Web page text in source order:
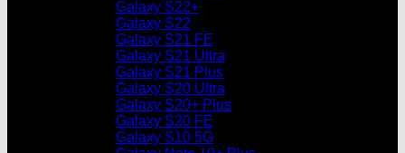
Galaxy S22+
Galaxy S22
Galaxy S21 FE
Galaxy S21 Ultra
Galaxy S21 Plus
Galaxy S20 Ultra
Galaxy S20+ Plus
Galaxy S20 FE
Galaxy S10 5G